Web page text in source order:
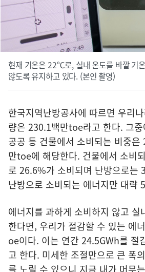
현재 기온은 22℃로, 실내 온도를 바깥 기
않도록 유지하고 있다. (본인 촬영)
한국지역난방공사에 따르면 우리
량은 230.1백만toe라고 한다. 그
공공 등 건물에서 소비되는 비중
만toe에 해당한다. 건물에서 소비
로 26.6%가 소비되며 난방으로는
난방으로 소비되는 에너지만 대략
에너지를 과하게 소비하지 않고 실
한다면, 우리가 절감할 수 있는 에
oe이다. 이는 연간 24.5GWh를 절
고 한다. 미세한 조절만으로 큰 폭
를 노릴 수 있으니 지금 내가 머무